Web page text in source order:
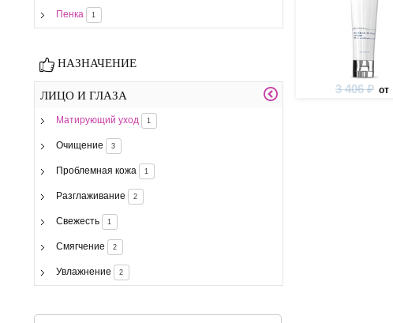
Пенка 1
НАЗНАЧЕНИЕ
ЛИЦО И ГЛАЗА
Матирующий уход 1
Очищение 3
Проблемная кожа 1
Разглаживание 2
Свежесть 1
Смягчение 2
Увлажнение 2
3 406 ₽ от